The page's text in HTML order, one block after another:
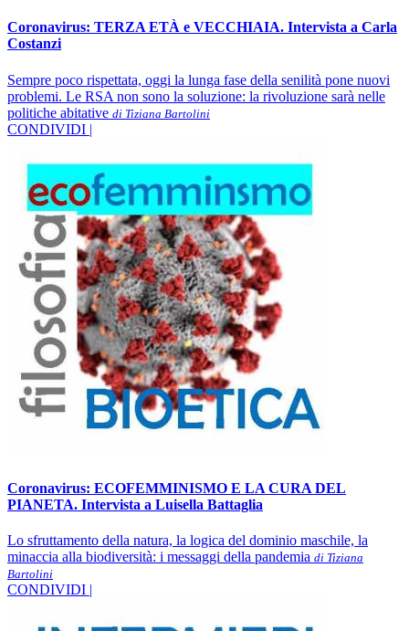
Coronavirus: TERZA ETÀ e VECCHIAIA. Intervista a Carla
Costanzi
Sempre poco rispettata, oggi la lunga fase della senilità pone nuovi
problemi. Le RSA non sono la soluzione: la rivoluzione sarà nelle
politiche abitative di Tiziana Bartolini
CONDIVIDI |
Coronavirus: ECOFEMMINISMO E LA CURA DEL
PIANETA. Intervista a Luisella Battaglia
Lo sfruttamento della natura, la logica del dominio maschile, la
minaccia alla biodiversità: i messaggi della pandemia di Tiziana
Bartolini
CONDIVIDI |